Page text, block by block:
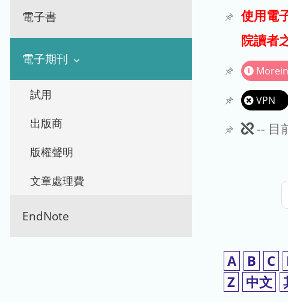
電子書
電子期刊
試用
出版商
版權聲明
文章處理費
EndNote
使用電
院讀者
VPN
此
使
用
-- 目
A B C
Z
中文